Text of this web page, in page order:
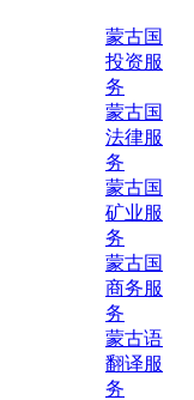
蒙古国
投资服
务
蒙古国
法律服
务
蒙古国
矿业服
务
蒙古国
商务服
务
蒙古语
翻译服
务